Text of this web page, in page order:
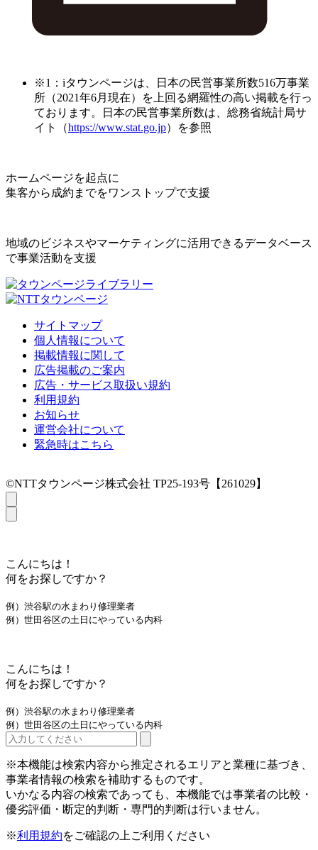
※1：iタウンページは、日本の民営事業所数516万事業
所（2021年6月現在）を上回る網羅性の高い掲載を行っ
ております。日本の民営事業所数は、総務省統計局サ
イト（https://www.stat.go.jp）を参照
ホームページを起点に
集客から成約までをワンストップで支援
地域のビジネスやマーケティングに活用できるデータベース
で事業活動を支援
サイトマップ
個人情報について
掲載情報に関して
広告掲載のご案内
広告・サービス取扱い規約
利用規約
お知らせ
運営会社について
緊急時はこちら
©NTTタウンページ株式会社 TP25-193号【261029】
こんにちは！
何をお探しですか？
例）渋谷駅の水まわり修理業者
例）世田谷区の土日にやっている内科
こんにちは！
何をお探しですか？
例）渋谷駅の水まわり修理業者
例）世田谷区の土日にやっている内科
※本機能は検索内容から推定されるエリアと業種に基づき、
事業者情報の検索を補助するものです。
いかなる内容の検索であっても、本機能では事業者の比較・
優劣評価・断定的判断・専門的判断は行いません。
※利用規約をご確認の上ご利用ください